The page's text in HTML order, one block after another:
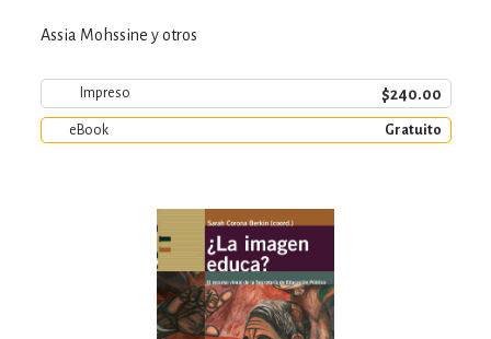
Assia Mohssine y otros
Impreso $240.00
eBook Gratuito